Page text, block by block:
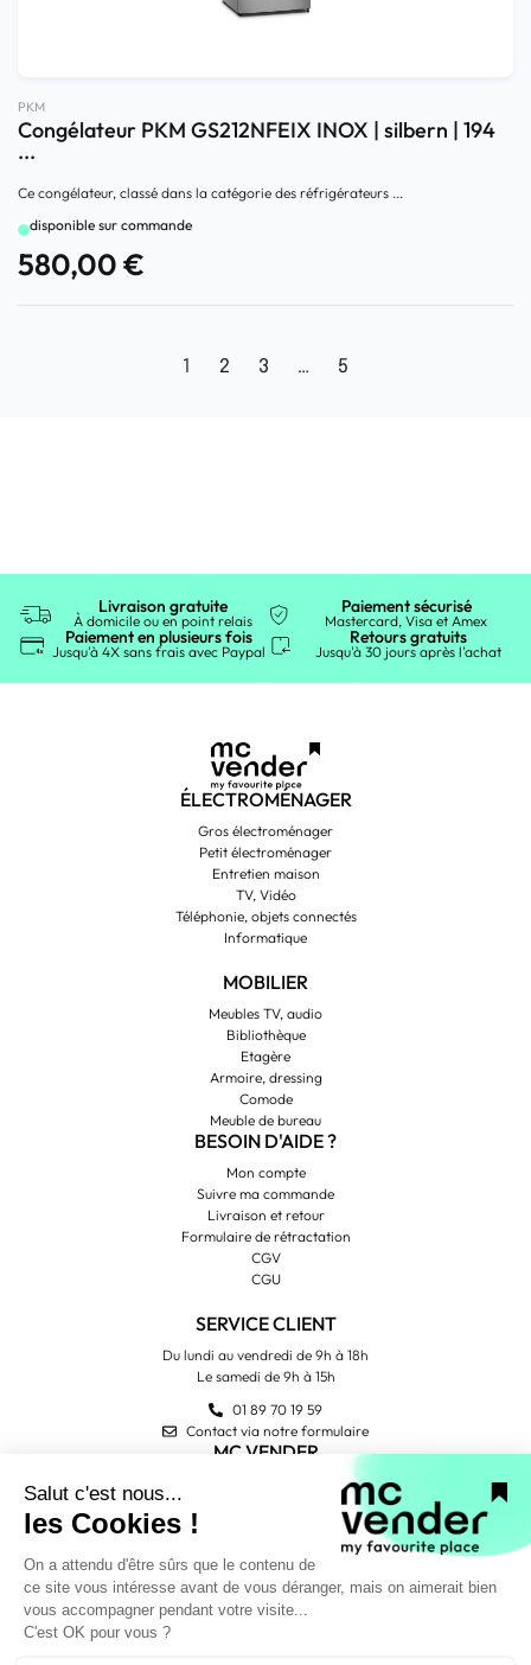
PKM
Congélateur PKM GS212NFEIX INOX | silbern | 194
...
Ce congélateur, classé dans la catégorie des réfrigérateurs ...
disponible sur commande
580,00€
1 2 3 … 5
Livraison gratuite
À domicile ou en point relais
Paiement sécurisé
Mastercard, Visa et Amex
Paiement en plusieurs fois
Jusqu'à 4X sans frais avec Paypal
Retours gratuits
Jusqu'à 30 jours après l'achat
ÉLECTROMÉNAGER
Gros électroménager
Petit électroménager
Entretien maison
TV, Vidéo
Téléphonie, objets connectés
Informatique
MOBILIER
Meubles TV, audio
Bibliothèque
Etagère
Armoire, dressing
Comode
Meuble de bureau
BESOIN D'AIDE ?
Mon compte
Suivre ma commande
Livraison et retour
Formulaire de rétractation
CGV
CGU
SERVICE CLIENT
Du lundi au vendredi de 9h à 18h
Le samedi de 9h à 15h
01 89 70 19 59
Contact via notre formulaire
MC VENDER
PAIEMENT SÉCURISÉ
NOUS SUIVRE